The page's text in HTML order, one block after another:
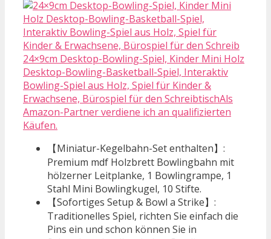
24×9cm Desktop-Bowling-Spiel, Kinder Mini Holz
Desktop-Bowling-Basketball-Spiel, Interaktiv
Bowling-Spiel aus Holz, Spiel für Kinder &
Erwachsene, Bürospiel für den SchreibtischAls
Amazon-Partner verdiene ich an qualifizierten
Käufen.
【Miniatur-Kegelbahn-Set enthalten】:
Premium mdf Holzbrett Bowlingbahn mit
hölzerner Leitplanke, 1 Bowlingrampe, 1
Stahl Mini Bowlingkugel, 10 Stifte.
【Sofortiges Setup & Bowl a Strike】:
Traditionelles Spiel, richten Sie einfach die
Pins ein und schon können Sie in